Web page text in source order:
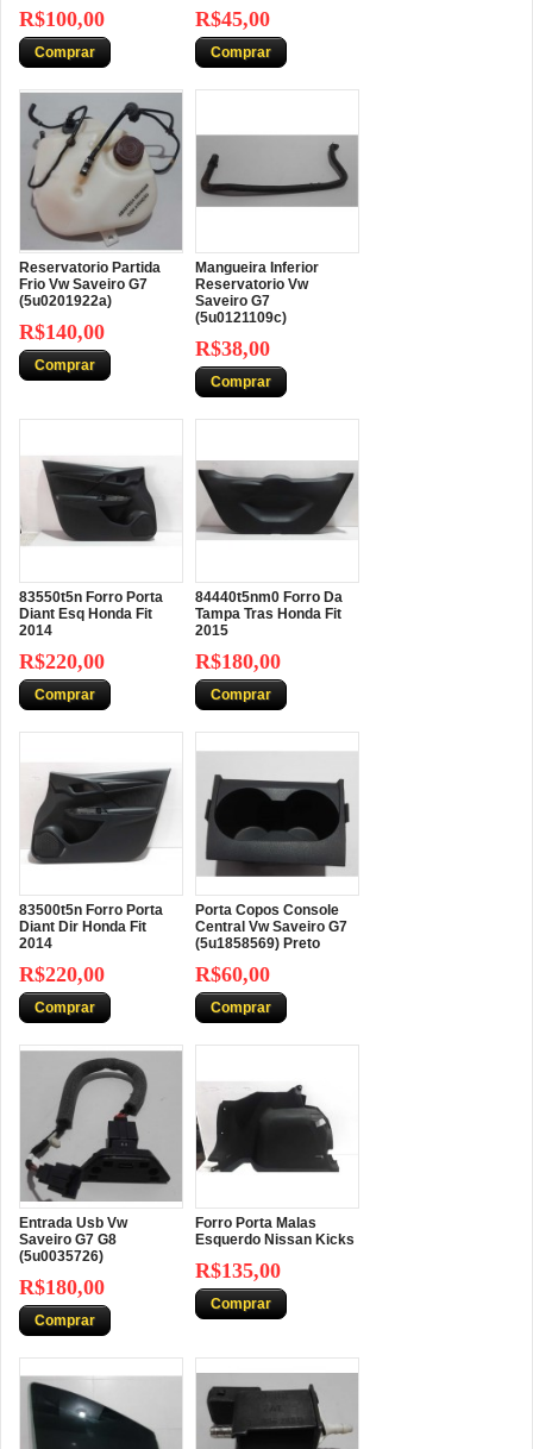
R$100,00
Comprar
R$45,00
Comprar
Reservatorio Partida
Frio Vw Saveiro G7
(5u0201922a)
R$140,00
Comprar
Mangueira Inferior
Reservatorio Vw
Saveiro G7
(5u0121109c)
R$38,00
Comprar
83550t5n Forro Porta
Diant Esq Honda Fit
2014
R$220,00
Comprar
84440t5nm0 Forro Da
Tampa Tras Honda Fit
2015
R$180,00
Comprar
83500t5n Forro Porta
Diant Dir Honda Fit
2014
R$220,00
Comprar
Porta Copos Console
Central Vw Saveiro G7
(5u1858569) Preto
R$60,00
Comprar
Entrada Usb Vw
Saveiro G7 G8
(5u0035726)
R$180,00
Comprar
Forro Porta Malas
Esquerdo Nissan Kicks
R$135,00
Comprar